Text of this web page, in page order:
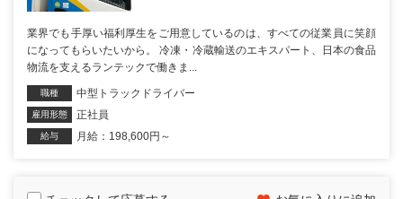
業界でも手厚い福利厚生をご用意しているのは、すべての従業員に笑顔
になってもらいたいから。 冷凍・冷蔵輸送のエキスパート、日本の食品
物流を支えるランテックで働きま...
職種 中型トラックドライバー
雇用形態 正社員
給与 月給：198,600円～